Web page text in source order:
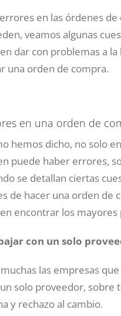
en las órdenes de
veamos algunas
dar con problemas a la
una orden de compra.
en una orden de
hemos dicho, no solo
puede haber errores,
se detallan ciertas
de hacer una orden de
encontrar los mayores
con un solo
las empresas
solo proveedor, sobre
y rechazo al cambio.